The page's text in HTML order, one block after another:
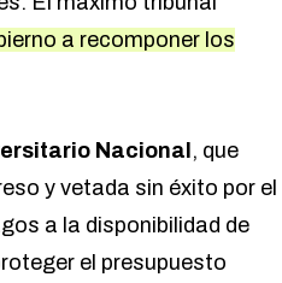
a recomponer los
Nacional , que
y vetada sin éxito por el
a la disponibilidad de
el presupuesto